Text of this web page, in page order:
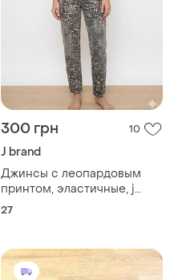
300 грн 10
J brand
Джинсы с леопардовым
принтом, эластичные, j
brand, оригинал.
27